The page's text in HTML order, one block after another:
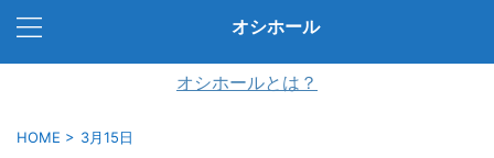
オシホール
オシホールとは？
HOME > 3月15日